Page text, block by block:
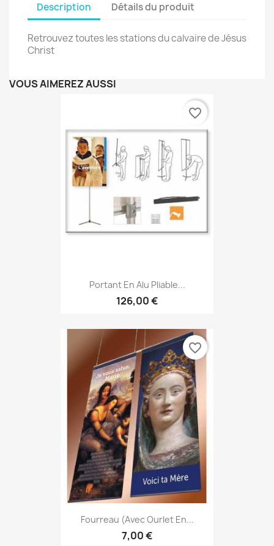
Description Détails du produit
Retrouvez toutes les stations du calvaire de Jésus
Christ
VOUS AIMEREZ AUSSI
Portant En Alu Pliable...
126,00 €
favorite_border
Fourreau (avec Ourlet En...
7,00 €
favorite_border